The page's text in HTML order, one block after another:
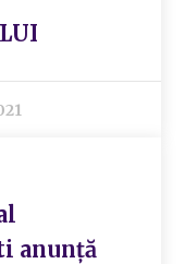
anunţă